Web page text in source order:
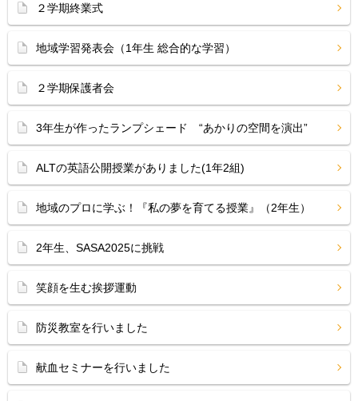
２学期終業式
地域学習発表会（1年生 総合的な学習）
２学期保護者会
3年生が作ったランプシェード “あかりの空間を演出”
ALTの英語公開授業がありました(1年2組)
地域のプロに学ぶ！『私の夢を育てる授業』（2年生）
2年生、SASA2025に挑戦
笑顔を生む挨拶運動
防災教室を行いました
献血セミナーを行いました